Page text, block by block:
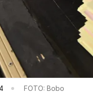
FOTO: Bobo